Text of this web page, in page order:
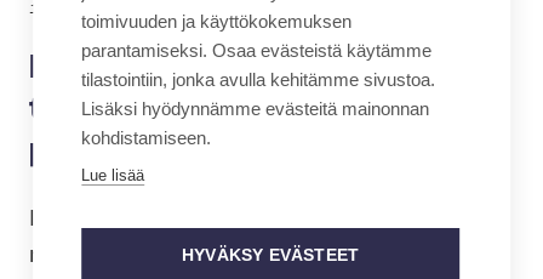
KATEGORIA
11.11.2016 | 6:13
Parasta aikaa –
tapahtumassa palkittiin
posteri muistineuvolasta
Ikäihmisten palveluihin liittyvään
moniammatilliseen Parasta aikaa -​
toimivuuden ja käyttökokemuksen
parantamiseksi. Osaa evästeistä käytämme
tilastointiin, jonka avulla kehitämme sivustoa.
Lisäksi hyödynnämme evästeitä mainonnan
kohdistamiseen.
Lue lisää
HYVÄKSY EVÄSTEET